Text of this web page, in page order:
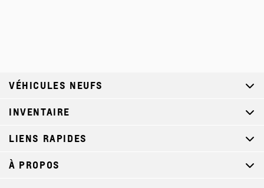
VÉHICULES NEUFS
INVENTAIRE
LIENS RAPIDES
À PROPOS